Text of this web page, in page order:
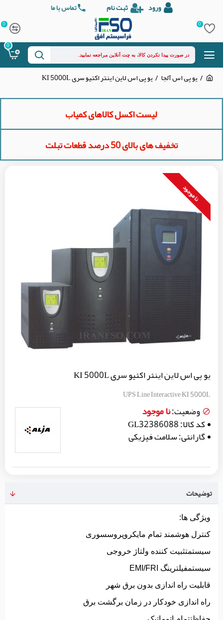
ورود ثبت نام تماس با ما
0
0
0
یو پی اس آلجا یو پی اس لاین اینتر اکتیو سری KI 5000L
لیست اکسل کالاهای کمیاب
تخفیف های بالای 50 درصد قطعات تبلت
نا موجود
یو پی اس لاین اینتر اکتیو سری KI 5000L
UPS Line Interactive KI 5000L
وضعیت:نا موجود
کد کالا:GL32386088
گارانتی:سلامت فیزیکی
توضیحات
ویژگی ها:
کنترل هوشمند تمام مایکروپروسسوری
سیستمتثبیت کننده ولتاژ خروجی
سیستمفیلترینگ EMI/FRI
قابلیت راه اندازی بدون برق شهر
راه اندازی خودکار در زمان برگشت برق